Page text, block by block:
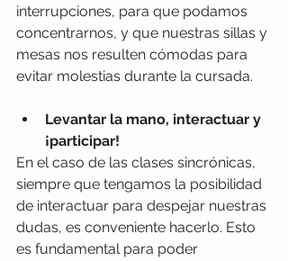
interrupciones, para que podamos
concentrarnos, y que nuestras sillas y
mesas nos resulten cómodas para
evitar molestias durante la cursada.
Levantar la mano, interactuar y
¡participar!
En el caso de las clases sincrónicas,
siempre que tengamos la posibilidad
de interactuar para despejar nuestras
dudas, es conveniente hacerlo. Esto
es fundamental para poder